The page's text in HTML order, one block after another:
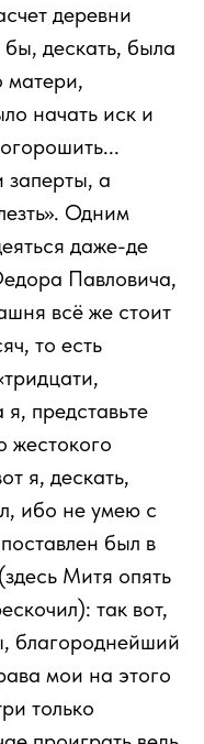
деревни
дескать, была
матери,
начать иск и
заперты, а
Одним
даже-де
Павловича,
всё же стоит
то есть
представьте
жестокого
я, дескать,
ибо не умею с
был в
Митя опять
так вот,
благороднейший
мои на этого
только